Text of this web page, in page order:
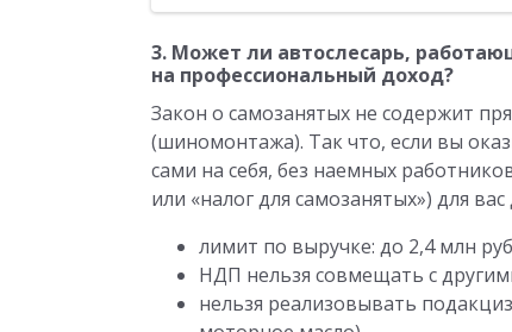
3. Может ли автослесарь,
на профессиональный доход?
Закон о самозанятых не содержит
(шиномонтажа). Так что, если вы
сами на себя, без наемных
или «налог для самозанятых») для
лимит по выручке: до 2,4 млн
НДП нельзя совмещать с
нельзя реализовывать